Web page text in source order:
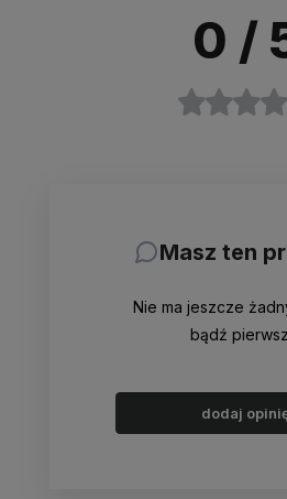
0 /
Masz ten
Nie ma jeszcze
bądź
dodaj